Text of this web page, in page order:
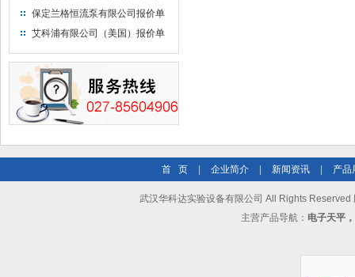
价单
保定兰格恒流泵有限公司报价单
艾科浦有限公司（美国）报价单
首 页 企业简介 新闻资讯 产品
武汉华科达实验设备有限公司 All Rights Reserved
主营产品导航： 电子天平